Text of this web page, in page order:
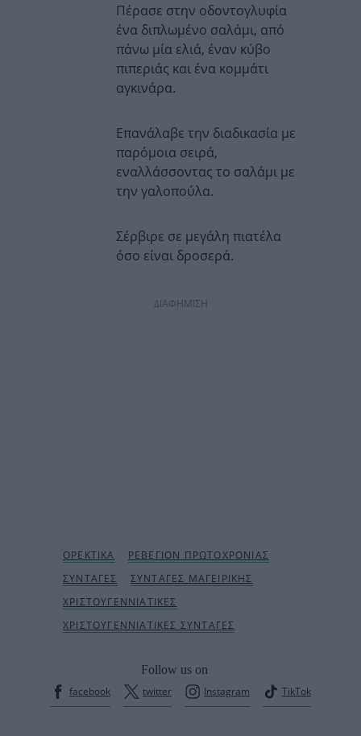
Πέρασε στην οδοντογλυφία
ένα διπλωμένο σαλάμι, από
πάνω μία ελιά, έναν κύβο
πιπεριάς και ένα κομμάτι
αγκινάρα.
Επανάλαβε την διαδικασία με
παρόμοια σειρά,
εναλλάσσοντας το σαλάμι με
την γαλοπούλα.
Σέρβιρε σε μεγάλη πιατέλα
όσο είναι δροσερά.
ΔΙΑΦΗΜΙΣΗ
Follow us on
facebook
twitter Instagram TikTok